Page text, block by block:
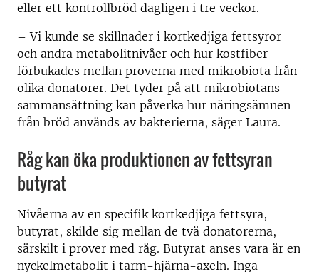
eller ett kontrollbröd dagligen i tre veckor.
– Vi kunde se skillnader i kortkedjiga fettsyror
och andra metabolitnivåer och hur kostfiber
förbukades mellan proverna med mikrobiota från
olika donatorer. Det tyder på att mikrobiotans
sammansättning kan påverka hur näringsämnen
från bröd används av bakterierna, säger Laura.
Råg kan öka produktionen av fettsyran
butyrat
Nivåerna av en specifik kortkedjiga fettsyra,
butyrat, skilde sig mellan de två donatorerna,
särskilt i prover med råg. Butyrat anses vara är en
nyckelmetabolit i tarm-hjärna-axeln. Inga